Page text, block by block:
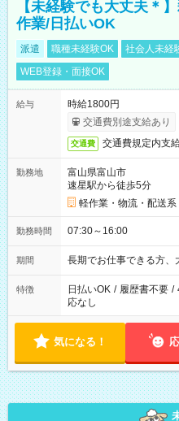
【未経験でも大丈夫＊
作業/日払いOK
派遣 職種未経験OK 社会人未経
WEB登録・面接OK
給与
時給1800円
交通費別途支給あり
交通費 交通費規定内支
勤務地
富山県富山市
速星駅から徒歩5分
軽作業・物流・配送系
勤務時間 07:30～16:00
期間 長期でお仕事できる方、
特徴 日払いOK / 履歴書不要 /
応なし
気になる！